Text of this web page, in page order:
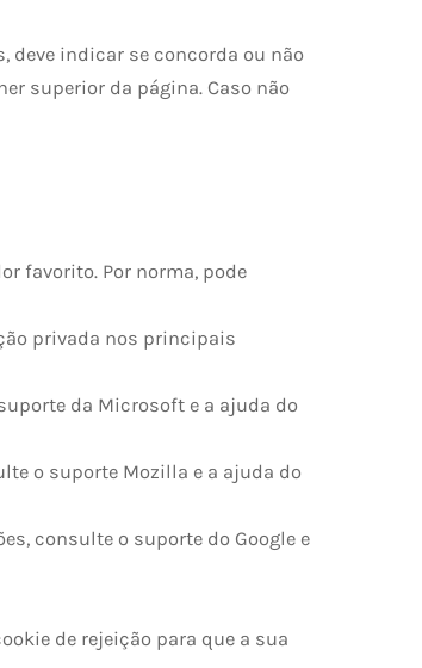
deve indicar se concorda ou não
superior da página. Caso não
favorito. Por norma, pode
privada nos principais
da Microsoft e a ajuda do
o suporte Mozilla e a ajuda do
consulte o suporte do Google e
de rejeição para que a sua